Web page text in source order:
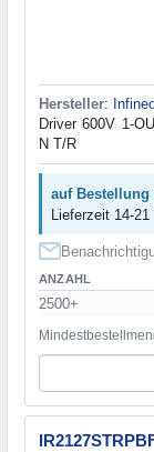
Hersteller:
Driver 600V 1-
N T/R
auf Bestellung
Lieferzeit 14-21
ANZAHL
2500+